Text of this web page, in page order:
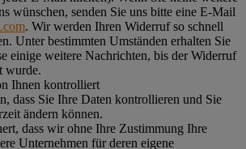
wünschen, senden Sie uns bitte eine E-Mail
. Wir werden Ihren Widerruf so schnell
Unter bestimmten Umständen erhalten Sie
einige weitere Nachrichten, bis der Widerruf
wurde.
Ihnen kontrolliert
dass Sie Ihre Daten kontrollieren und Sie
ändern können.
dass wir ohne Ihre Zustimmung Ihre
Unternehmen für deren eigene